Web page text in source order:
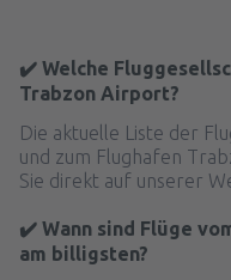
✔️ Welche
Trabzon Airport?
Die aktuelle Liste der
und zum Flughafen
Sie direkt auf unserer
✔️ Wann sind Flüge
am billigsten?